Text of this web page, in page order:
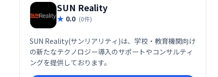
SUN Reality
0.0 (0件)
SUN Reality(サンリアリティ)は、学校・教育機関向け
の新たなテクノロジー導入のサポートやコンサルティ
ングを提供しております。